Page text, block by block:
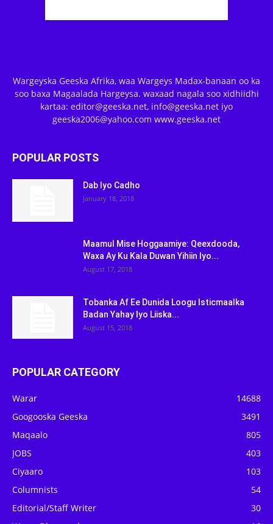
Wargeyska Geeska Afrika, waa Wargeys Madax-banaan oo ka
soo baxa Magaalada Hargeysa. waxaad nagala soo xidhiidhi
kartaa: editor@geeska.net, info@geeska.net iyo
geeska2006@yahoo.com www.geeska.net
POPULAR POSTS
Dab Iyo Cadho
January 18, 2018
Maamul Mise Hoggaamiye: Qeexdooda,
Waxa Ay Ku Kala Duwan Yihiin Iyo...
August 17, 2018
Tobanka Af Ee Dunida Loogu Isticmaalka
Badan Yahay Iyo Liiska...
August 15, 2018
POPULAR CATEGORY
Warar
14688
Googooska Geeska
3491
Maqaalo
805
JOBS
403
Ciyaaro
103
Columnists
54
Editorial/Staff Writer
30